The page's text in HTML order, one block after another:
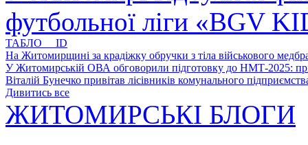
футбольної ліги «BGV
ТАБЛО ID
На Житомирщині за крадіжку обручки з тіла військового
У Житомирській ОВА обговорили підготовку до НМТ-2025:
Віталій Бунечко привітав лісівників комунального
Дивитись все
ЖИТОМИРСЬКІ БЛОГИ